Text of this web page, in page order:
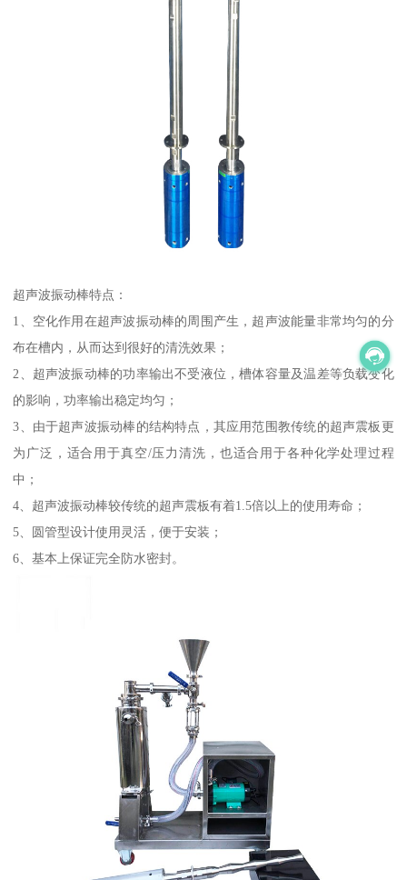
超声波振动棒特点：
1、空化作用在超声波振动棒的周围产生，超声波能量非常均匀的分
布在槽内，从而达到很好的清洗效果；
2、超声波振动棒的功率输出不受液位，槽体容量及温差等负载变化
的影响，功率输出稳定均匀；
3、由于超声波振动棒的结构特点，其应用范围教传统的超声震板更
为广泛，适合用于真空/压力清洗，也适合用于各种化学处理过程
中；
4、超声波振动棒较传统的超声震板有着1.5倍以上的使用寿命；
5、圆管型设计使用灵活，便于安装；
6、基本上保证完全防水密封。